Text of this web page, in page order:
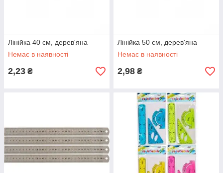
Лінійка 40 см, дерев'яна
Немає в наявності
2,23 ₴
Лінійка 50 см, дерев'яна
Немає в наявності
2,98 ₴